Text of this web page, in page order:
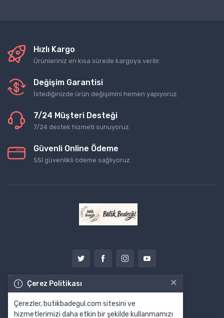
Çerez Politikası ×
Çerezler, butikbadegul.com sitesini ve
hizmetlerimizi daha etkin bir şekilde kullanmamızı
Hızlı Kargo
Ürünleriniz en kısa sürede kargoya verilir.
Değişim Garantisi
İstediğinizde ürün değişimini hemen yapıyoruz.
7/24 Müşteri Desteği
7/24 destek hizmeti sunuyoruz.
Güvenli Online Ödeme
SSl güvenlikli ödeme sağlıyoruz.
© Tüm Hakları Saklıdır. Made byMODAYAKAMOZ